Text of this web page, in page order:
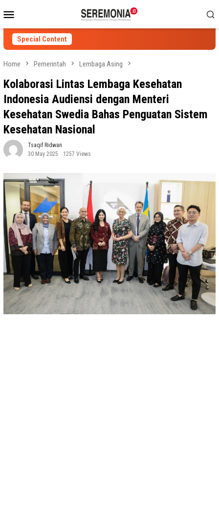
to
contentMenu
Special Content
Home Pemerintah Lembaga Asing
Kolaborasi Lintas Lembaga Kesehatan
Indonesia Audiensi dengan Menteri
Kesehatan Swedia Bahas Penguatan Sistem
Kesehatan Nasional
Tsaqif Ridwan
30 May 2025
1257 Views